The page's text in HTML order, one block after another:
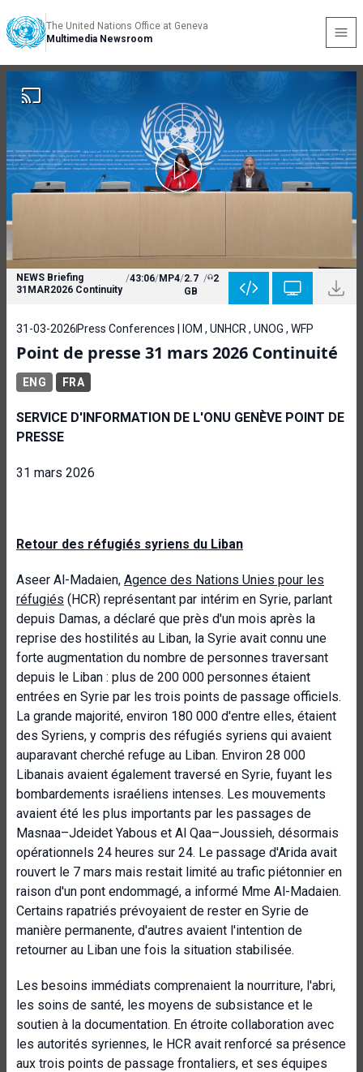
The United Nations Office at Geneva
Multimedia Newsroom
NEWS Briefing
31MAR2026 Continuity
/43:06/MP4/2.7
GB
/ 2
31-03-2026 Press Conferences | IOM , UNHCR , UNOG , WFP
Point de presse 31 mars 2026 Continuité
ENG FRA
SERVICE D'INFORMATION DE L'ONU GENÈVE POINT DE
PRESSE
31 mars 2026
Retour des réfugiés syriens du Liban
Aseer Al-Madaien, Agence des Nations Unies pour les
réfugiés (HCR) représentant par intérim en Syrie, parlant
depuis Damas, a déclaré que près d'un mois après la
reprise des hostilités au Liban, la Syrie avait connu une
forte augmentation du nombre de personnes traversant
depuis le Liban : plus de 200 000 personnes étaient
entrées en Syrie par les trois points de passage officiels.
La grande majorité, environ 180 000 d'entre elles, étaient
des Syriens, y compris des réfugiés syriens qui avaient
auparavant cherché refuge au Liban. Environ 28 000
Libanais avaient également traversé en Syrie, fuyant les
bombardements israéliens intenses. Les mouvements
avaient été les plus importants par les passages de
Masnaa–Jdeidet Yabous et Al Qaa–Joussieh, désormais
opérationnels 24 heures sur 24. Le passage d'Arida avait
rouvert le 7 mars mais restait limité au trafic piétonnier en
raison d'un pont endommagé, a informé Mme Al-Madaien.
Certains rapatriés prévoyaient de rester en Syrie de
manière permanente, d'autres avaient l'intention de
retourner au Liban une fois la situation stabilisée.
Les besoins immédiats comprenaient la nourriture, l'abri,
les soins de santé, les moyens de subsistance et le
soutien à la documentation. En étroite collaboration avec
les autorités syriennes, le HCR avait renforcé sa présence
aux trois points de passage frontaliers, et ses équipes